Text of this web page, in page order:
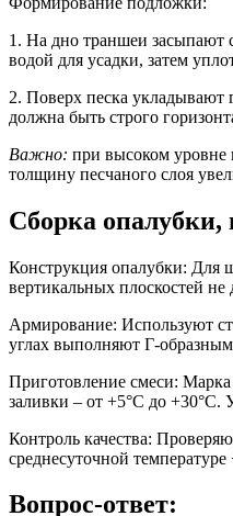
1. На дно траншеи засыпают
водой для усадки, затем
2. Поверх песка укладывают
должна быть строго
Важно: при высоком уровне
толщину песчаного слоя
Сборка опалубки,
Конструкция опалубки: Для
вертикальных плоскостей
Армирование: Используют
углах выполняют Г-
Приготовление смеси: Марка
заливки – от +5°С до +30°С.
Контроль качества:
среднесуточной
Вопрос-ответ: